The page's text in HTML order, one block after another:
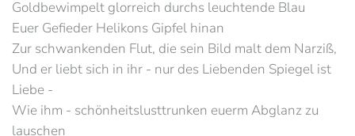
Goldbewimpelt glorreich durchs leuchtende Blau
Euer Gefieder Helikons Gipfel hinan
Zur schwankenden Flut, die sein Bild malt dem Narziß,
Und er liebt sich in ihr - nur des Liebenden Spiegel ist
Liebe -
Wie ihm - schönheitslusttrunken euerm Abglanz zu
lauschen